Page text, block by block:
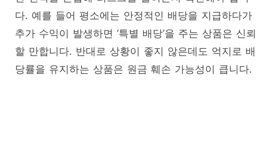
다. 예를 들어 평소에는 안정적인 배당을 지급하다가
추가 수익이 발생하면 ‘특별 배당’을 주는 상품은 신뢰
할 만합니다. 반대로 상황이 좋지 않은데도 억지로 배
당률을 유지하는 상품은 원금 훼손 가능성이 큽니다.